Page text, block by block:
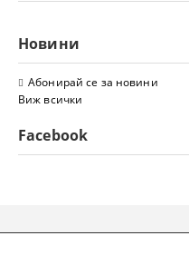
Новини
Абонирай се за новини
Виж всички
Facebook